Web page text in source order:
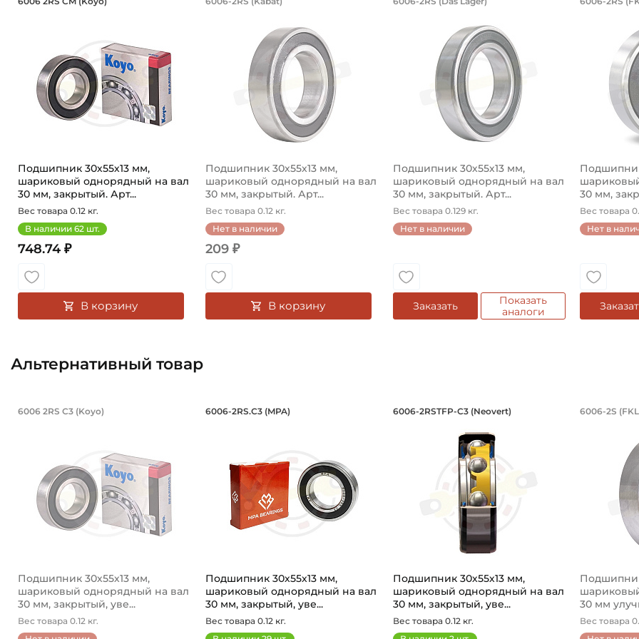
Ширина наружного кольца
Тип посадочного
Тип наружного кольца:
Вид уплотнения:
Способ фиксации на вал:
Смазка:
Страна происхождения:
Подшипник 30х55х13 мм,
шариковый однорядный на вал
30 мм, закрытый. Арт...
Вес товара 0.12 кг.
В наличии 62 шт.
748.74 ₽
В корзину
Подшипник 30х55х13 мм,
шариковый однорядный на вал
30 мм, закрытый. Арт...
Вес товара 0.12 кг.
Нет в наличии
209 ₽
В корзину
Подшипник 30х55х13 мм,
шариковый однорядный на вал
30 мм, закрытый. Арт...
Вес товара 0.129 кг.
Нет в наличии
Заказать
Показать
аналоги
30 мм,
Вес товара
Нет в
Альтернативный товар
Подшипник 30х55х13 мм, шариковый однорядный на вал 30 мм,
6006 2RS С3 (Koyo)
Подшипник 30х55х13 мм,
шариковый однорядный на вал
30 мм, закрытый, уве...
Вес товара 0.12 кг.
Подшипник 30х55х13 мм, шариковый однорядный
6006-2RS.С3 (MPA)
Подшипник 30х55х13 мм,
шариковый однорядный на вал
30 мм, закрытый, уве...
Вес товара 0.12 кг.
Подшипник 30х55х13 мм,
6006-2RSTFP-C3 (Neovert)
Подшипник 30х55х13 мм,
шариковый однорядный на вал
30 мм, закрытый, уве...
Вес товара 0.12 кг.
6006-2S
30 мм
Вес товара